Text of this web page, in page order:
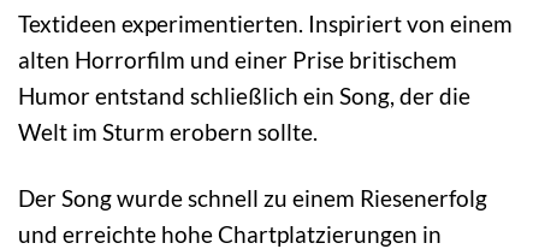
Textideen experimentierten. Inspiriert von einem
alten Horrorfilm und einer Prise britischem
Humor entstand schließlich ein Song, der die
Welt im Sturm erobern sollte.
Der Song wurde schnell zu einem Riesenerfolg
und erreichte hohe Chartplatzierungen in